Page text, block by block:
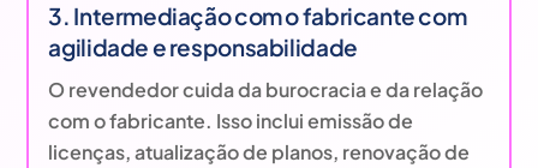
3. Intermediação com o fabricante com
agilidade e responsabilidade
O revendedor cuida da burocracia e da relação
com o fabricante. Isso inclui emissão de
licenças, atualização de planos, renovação de